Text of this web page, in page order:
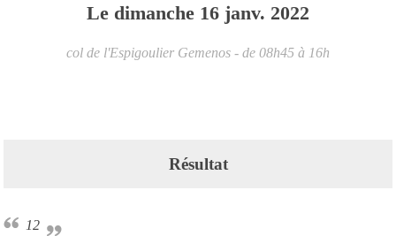
Le dimanche 16 janv. 2022
col de l'Espigoulier Gemenos - de 08h45 à 16h
Résultat
12